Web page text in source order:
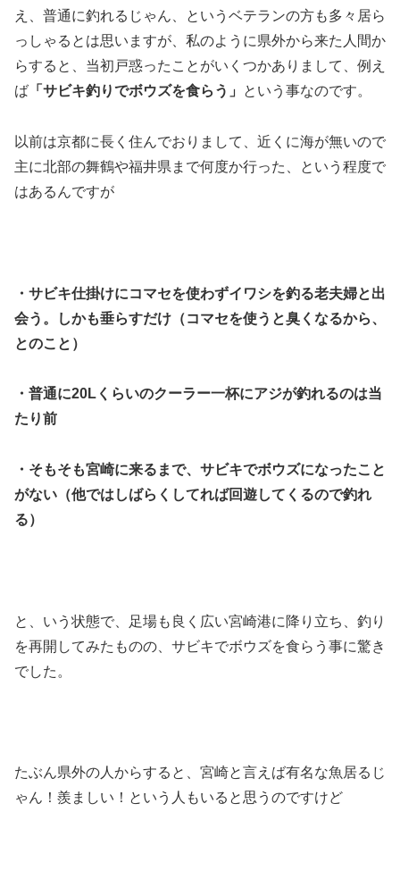
え、普通に釣れるじゃん、というベテランの方も多々居ら
っしゃるとは思いますが、私のように県外から来た人間か
らすると、当初戸惑ったことがいくつかありまして、例え
ば 「サビキ釣りでボウズを食らう」 という事なのです。
以前は京都に長く住んでおりまして、近くに海が無いので
主に北部の舞鶴や福井県まで何度か行った、という程度で
はあるんですが
・サビキ仕掛けにコマセを使わずイワシを釣る老夫婦と出
会う。しかも垂らすだけ（コマセを使うと臭くなるから、
とのこと）
・普通に20Lくらいのクーラー一杯にアジが釣れるのは当
たり前
・そもそも宮崎に来るまで、サビキでボウズになったこと
がない（他ではしばらくしてれば回遊してくるので釣れ
る）
と、いう状態で、足場も良く広い宮崎港に降り立ち、釣り
を再開してみたものの、サビキでボウズを食らう事に驚き
でした。
たぶん県外の人からすると、宮崎と言えば有名な魚居るじ
ゃん！羨ましい！という人もいると思うのですけど